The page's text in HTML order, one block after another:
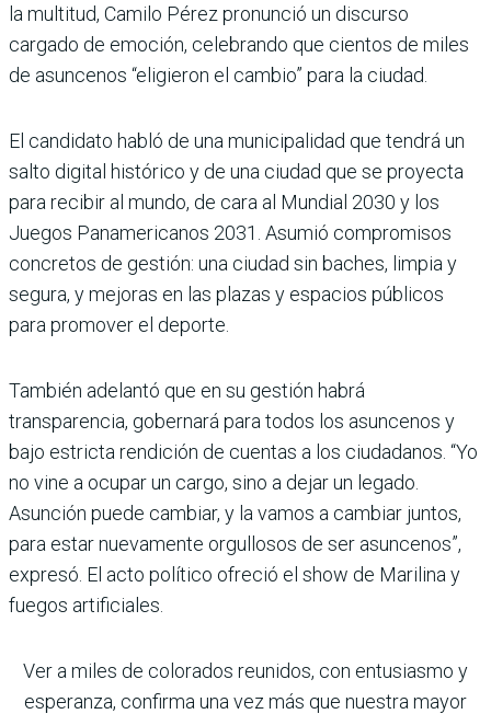
la multitud, Camilo Pérez pronunció un discurso
cargado de emoción, celebrando que cientos de miles
de asuncenos “eligieron el cambio” para la ciudad.
El candidato habló de una municipalidad que tendrá un
salto digital histórico y de una ciudad que se proyecta
para recibir al mundo, de cara al Mundial 2030 y los
Juegos Panamericanos 2031. Asumió compromisos
concretos de gestión: una ciudad sin baches, limpia y
segura, y mejoras en las plazas y espacios públicos
para promover el deporte.
También adelantó que en su gestión habrá
transparencia, gobernará para todos los asuncenos y
bajo estricta rendición de cuentas a los ciudadanos. “Yo
no vine a ocupar un cargo, sino a dejar un legado.
Asunción puede cambiar, y la vamos a cambiar juntos,
para estar nuevamente orgullosos de ser asuncenos”,
expresó. El acto político ofreció el show de Marilina y
fuegos artificiales.
Ver a miles de colorados reunidos, con entusiasmo y
esperanza, confirma una vez más que nuestra mayor